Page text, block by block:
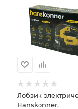
Лобзик
Hanskonner,